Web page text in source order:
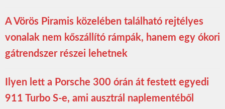
A Vörös Piramis közelében található rejtélyes
vonalak nem kőszállító rámpák, hanem egy ókori
gátrendszer részei lehetnek
Ilyen lett a Porsche 300 órán át festett egyedi
911 Turbo S-e, ami ausztrál naplementéből